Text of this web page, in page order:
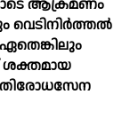
ആക്രമണം
വെടിനിര്‍ത്തല്‍